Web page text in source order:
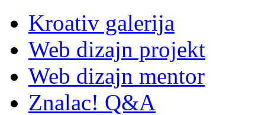
Kroativ galerija
Web dizajn projekt
Web dizajn mentor
Znalac! Q&A